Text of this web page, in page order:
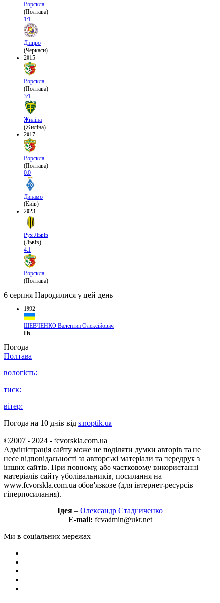
Ворскла
(Полтава)
1:1
Дніпро
(Черкаси)
2015
Ворскла
(Полтава)
3:1
Жиліна
(Жиліна)
2017
Ворскла
(Полтава)
0:0
Динамо
(Київ)
2023
Рух Львів
(Львів)
4:1
Ворскла
(Полтава)
6 серпня Народилися у цей день
1992
ШЕВЧЕНКО Валентин Олексійович
Пз
Погода
Полтава
вологість:
тиск:
вітер:
Погода на 10 днів від sinoptik.ua
©2007 - 2024 - fcvorskla.com.ua
Адміністрація сайту може не поділяти думки авторів та не
несе відповідальності за авторські матеріали та передрук з
інших сайтів. При повному, або частковому використанні
матеріалів сайту уболівальників, посилання на
www.fcvorskla.com.ua обов'язкове (для інтернет-ресурсів
гіперпосилання).
Ідея – Олександр Стадниченко
E-mail: fcvadmin@ukr.net
Ми в соціальних мережах